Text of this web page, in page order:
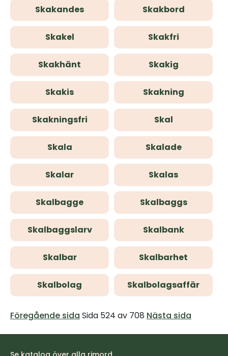
Skakandes Skakbord
Skakel Skakfri
Skakhänt Skakig
Skakis Skakning
Skakningsfri Skal
Skala Skalade
Skalar Skalas
Skalbagge Skalbaggs
Skalbaggslarv Skalbank
Skalbar Skalbarhet
Skalbolag Skalbolagsaffär
Föregående sida Sida 524 av 708 Nästa sida